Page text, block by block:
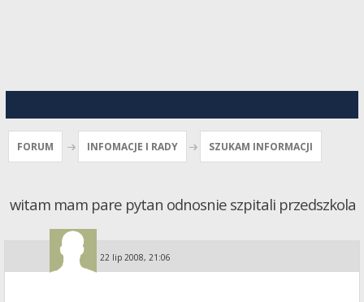
FORUM INFOMACJE I RADY SZUKAM INFORMACJI
witam mam pare pytan odnosnie szpitali przedszkola
Guest 22 lip 2008, 21:06